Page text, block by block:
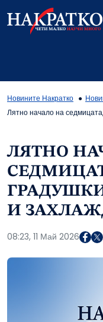
Новините Накратко
Лятно начало на
ЛЯТНО
И
08:23, 11 Май 2026